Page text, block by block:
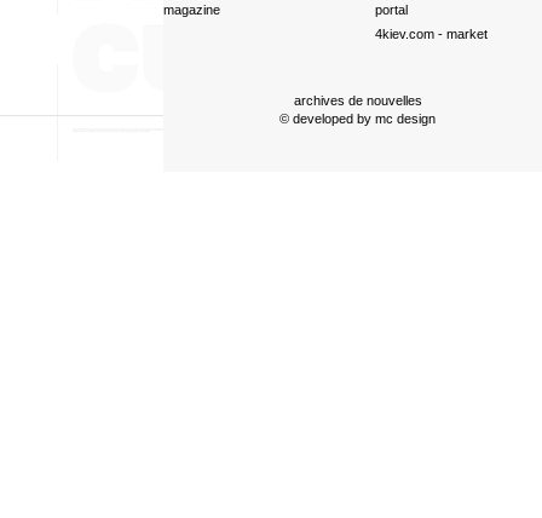
magazine
portal
4kiev.com- market
archives de nouvelles
© developed by mc design